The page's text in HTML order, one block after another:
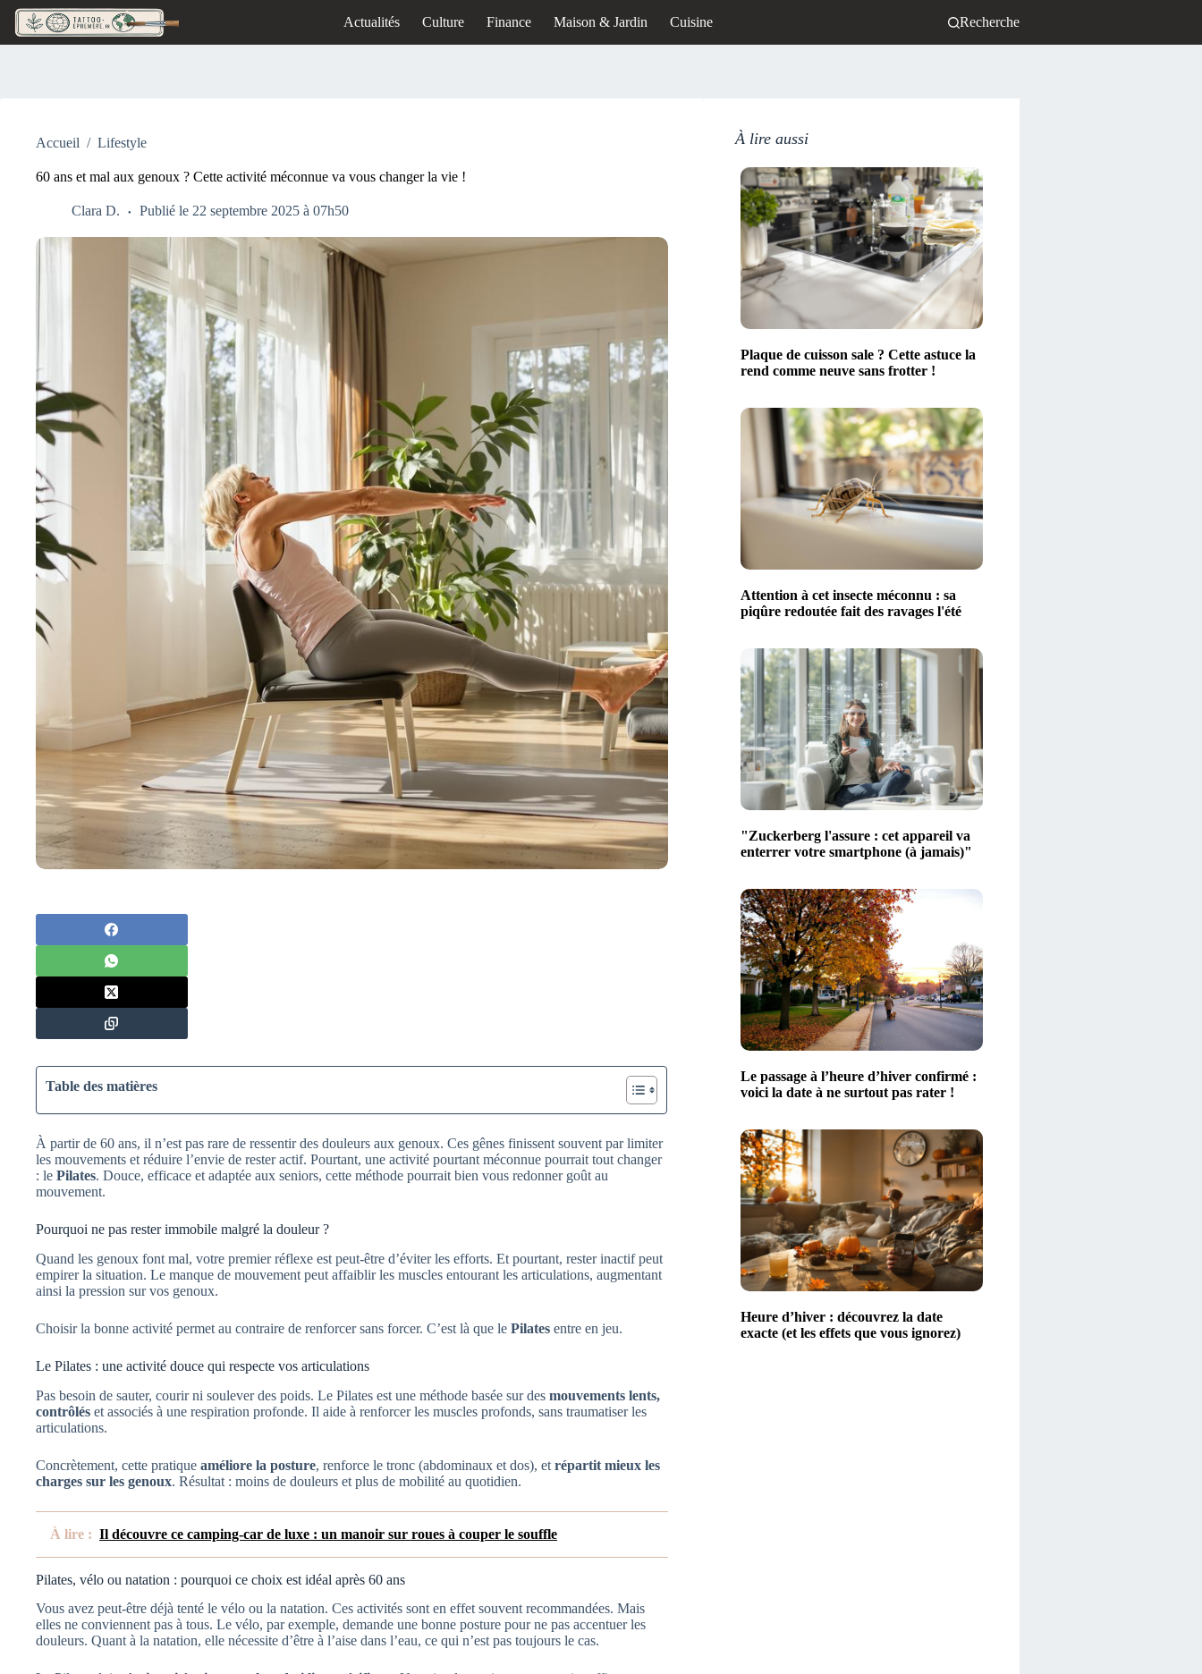
Passer
contenu
Actualités Culture Finance Maison & Jardin Cuisine Recherche
Accueil / Lifestyle
60 ans et mal aux genoux ? Cette activité méconnue va vous changer la vie !
Clara D. Publié le 22 septembre 2025 à 07h50
Table des matières
À partir de 60 ans, il n’est pas rare de ressentir des douleurs aux genoux. Ces gênes finissent souvent par limiter
les mouvements et réduire l’envie de rester actif. Pourtant, une activité pourtant méconnue pourrait tout changer
: le Pilates. Douce, efficace et adaptée aux seniors, cette méthode pourrait bien vous redonner goût au
mouvement.
Pourquoi ne pas rester immobile malgré la douleur ?
Quand les genoux font mal, votre premier réflexe est peut-être d’éviter les efforts. Et pourtant, rester inactif peut
empirer la situation. Le manque de mouvement peut affaiblir les muscles entourant les articulations, augmentant
ainsi la pression sur vos genoux.
Choisir la bonne activité permet au contraire de renforcer sans forcer. C’est là que le Pilates entre en jeu.
Le Pilates : une activité douce qui respecte vos articulations
Pas besoin de sauter, courir ni soulever des poids. Le Pilates est une méthode basée sur des mouvements lents,
contrôlés et associés à une respiration profonde. Il aide à renforcer les muscles profonds, sans traumatiser les
articulations.
Concrètement, cette pratique améliore la posture, renforce le tronc (abdominaux et dos), et répartit mieux les
charges sur les genoux. Résultat : moins de douleurs et plus de mobilité au quotidien.
À lire : Il découvre ce camping-car de luxe : un manoir sur roues à couper le souffle
Pilates, vélo ou natation : pourquoi ce choix est idéal après 60 ans
Vous avez peut-être déjà tenté le vélo ou la natation. Ces activités sont en effet souvent recommandées. Mais
elles ne conviennent pas à tous. Le vélo, par exemple, demande une bonne posture pour ne pas accentuer les
douleurs. Quant à la natation, elle nécessite d’être à l’aise dans l’eau, ce qui n’est pas toujours le cas.
À lire aussi
Plaque de cuisson sale ? Cette astuce la
rend comme neuve sans frotter !
Attention à cet insecte méconnu : sa
piqûre redoutée fait des ravages l'été
"Zuckerberg l'assure : cet appareil va
enterrer votre smartphone (à jamais)"
Le passage à l’heure d’hiver confirmé :
voici la date à ne surtout pas rater !
Heure d’hiver : découvrez la date
exacte (et les effets que vous ignorez)